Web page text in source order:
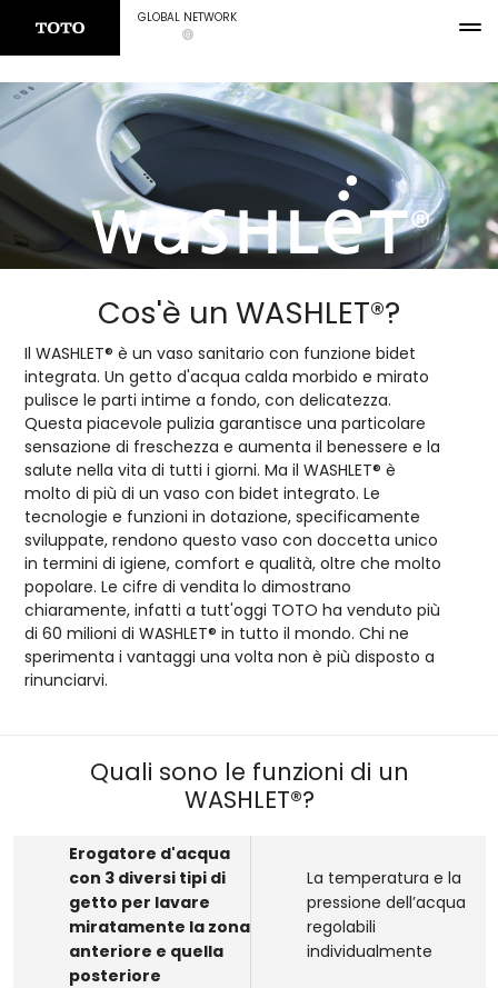
GLOBAL NETWORK
Cos'è un WASHLET®?
Il WASHLET® è un vaso sanitario con funzione bidet
integrata. Un getto d'acqua calda morbido e mirato
pulisce le parti intime a fondo, con delicatezza.
Questa piacevole pulizia garantisce una particolare
sensazione di freschezza e aumenta il benessere e la
salute nella vita di tutti i giorni. Ma il WASHLET® è
molto di più di un vaso con bidet integrato. Le
tecnologie e funzioni in dotazione, specificamente
sviluppate, rendono questo vaso con doccetta unico
in termini di igiene, comfort e qualità, oltre che molto
popolare. Le cifre di vendita lo dimostrano
chiaramente, infatti a tutt'oggi TOTO ha venduto più
di 60 milioni di WASHLET® in tutto il mondo. Chi ne
sperimenta i vantaggi una volta non è più disposto a
rinunciarvi.
Quali sono le funzioni di un
WASHLET®?
Erogatore d'acqua
con 3 diversi tipi di
getto per lavare
miratamente la zona
anteriore e quella
posteriore
La temperatura e la
pressione dell’acqua
regolabili
individualmente